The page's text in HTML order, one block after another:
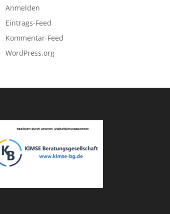
Anmelden
Eintrags-Feed
Kommentar-Feed
WordPress.org